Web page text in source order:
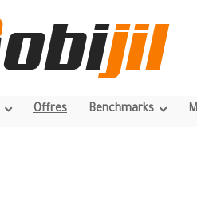
Offres Benchmarks